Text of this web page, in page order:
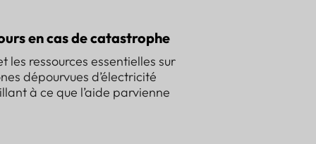
en cas de catastrophe
les ressources essentielles sur
dépourvues d’électricité
à ce que l’aide parvienne